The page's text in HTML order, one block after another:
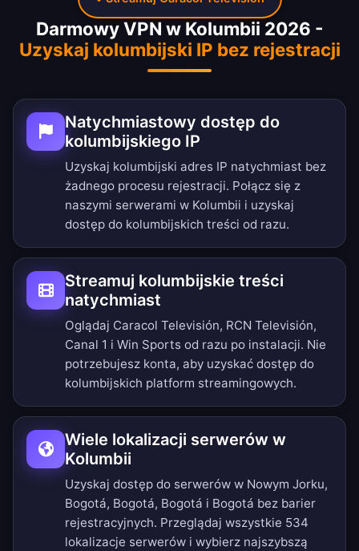
Darmowy VPN w Kolumbii 2026 -
Uzyskaj kolumbijski IP bez rejestracji
Natychmiastowy dostęp do
kolumbijskiego IP
Uzyskaj kolumbijski adres IP natychmiast bez
żadnego procesu rejestracji. Połącz się z
naszymi serwerami w Kolumbii i uzyskaj
dostęp do kolumbijskich treści od razu.
Streamuj kolumbijskie treści
natychmiast
Oglądaj Caracol Televisión, RCN Televisión,
Canal 1 i Win Sports od razu po instalacji. Nie
potrzebujesz konta, aby uzyskać dostęp do
kolumbijskich platform streamingowych.
Wiele lokalizacji serwerów w
Kolumbii
Uzyskaj dostęp do serwerów w Nowym Jorku,
Bogotá, Bogotá, Bogotá i Bogotá bez barier
rejestracyjnych. Przeglądaj wszystkie 534
lokalizacje serwerów i wybierz najszybszą